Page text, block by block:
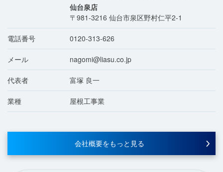
仙台泉店
〒981-3216 仙台市泉区野村仁平2-1
電話番号 0120-313-626
メール nagomi@liasu.co.jp
代表者 富塚 良一
業種 屋根工事業
会社概要をもっと見る